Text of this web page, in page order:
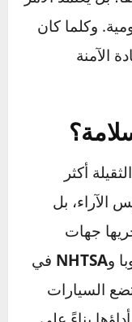
حوادث التصادم
مع سيارات أكبر.
– تأثر أكبر بالرياح
الجانبية. – اهتزاز
المستوية.
فقد
تقود
بانتظام،